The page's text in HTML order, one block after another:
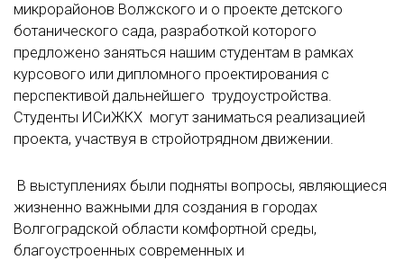
микрорайонов Волжского и о проекте детского
ботанического сада, разработкой которого
предложено заняться нашим студентам в рамках
курсового или дипломного проектирования с
перспективой дальнейшего трудоустройства.
Студенты ИСиЖКХ могут заниматься реализацией
проекта, участвуя в стройотрядном движении.
В выступлениях были подняты вопросы, являющиеся
жизненно важными для создания в городах
Волгоградской области комфортной среды,
благоустроенных современных и